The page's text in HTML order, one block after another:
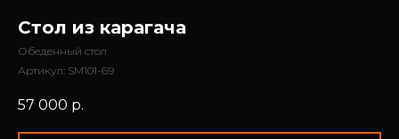
Стол из карагача
Обеденный стол
Артикул: SM101-69
57 000 р.